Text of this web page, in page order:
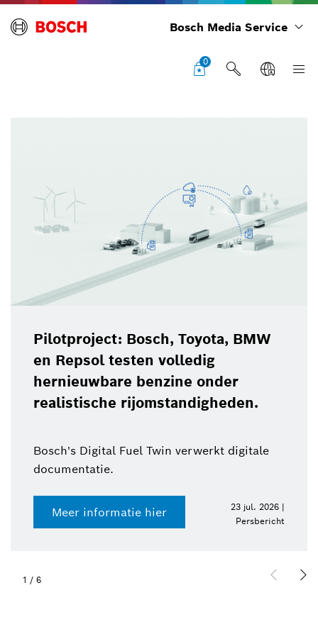
Bosch Media Service
0
Pilotproject: Bosch, Toyota, BMW
en Repsol testen volledig
hernieuwbare benzine onder
realistische rijomstandigheden.
Bosch's Digital Fuel Twin verwerkt digitale
documentatie.
Meer informatie hier
23 jul. 2026 |
Persbericht
1 / 6